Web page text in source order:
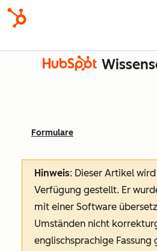
Formulare
Hinweis: Dieser Artikel
Verfügung gestellt. Er
mit einer Software
Umständen nicht
englischsprachige